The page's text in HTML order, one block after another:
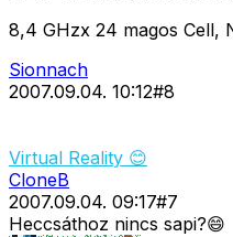
8,4 GHzx 24 magos Cell,
Sionnach
2007.09.04. 10:12#8
Virtual Reality 😊
CloneB
2007.09.04. 09:17#7
Heccsáthoz nincs sapi?😄